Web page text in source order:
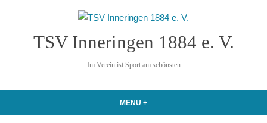
TSV Inneringen 1884 e. V.
Im Verein ist Sport am schönsten
MENÜ +